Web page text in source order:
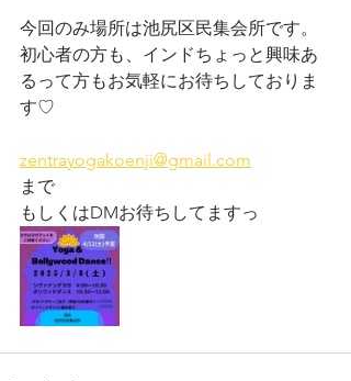
今回のみ場所は池尻区民集会所です。
初心者の方も、インドちょっと興味あ
るって方もお気軽にお待ちしておりま
す♡
zentrayogakoenji@gmail.com
まで
もしくはDMお待ちしてますっ